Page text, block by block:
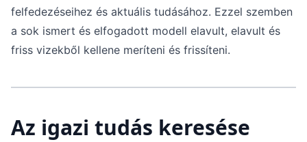
felfedezéseihez és aktuális tudásához. Ezzel szemben
a sok ismert és elfogadott modell elavult, elavult és
friss vizekből kellene meríteni és frissíteni.
Az igazi tudás keresése